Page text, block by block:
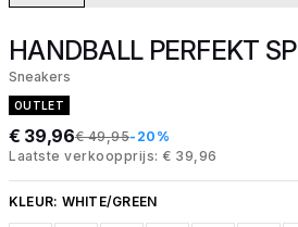
HANDBALL PERFEKT SP
Sneakers
OUTLET
€ 39,96€ 49,95-20%
Laatste verkoopprijs: € 39,96
KLEUR: WHITE/GREEN